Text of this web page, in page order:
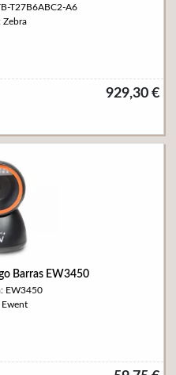
T27B6ABC2-A6
Zebra
929,30 €
Barras EW3450
EW3450
Ewent